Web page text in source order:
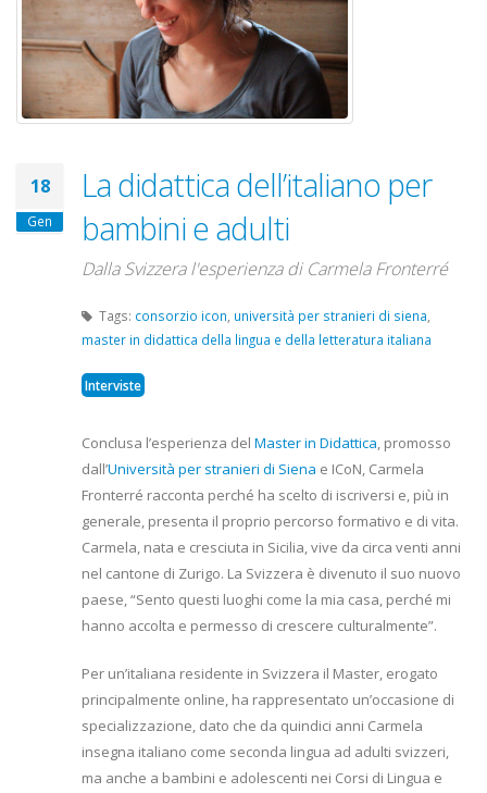
18
Gen
La didattica dell’italiano per
bambini e adulti
Dalla Svizzera l'esperienza di Carmela Fronterré
Tags: consorzio icon università per stranieri di siena
master in didattica della lingua e della letteratura italiana
Interviste
Conclusa l’esperienza del Master in Didattica, promosso
dall’Università per stranieri di Siena e ICoN, Carmela
Fronterré racconta perché ha scelto di iscriversi e, più in
generale, presenta il proprio percorso formativo e di vita.
Carmela, nata e cresciuta in Sicilia, vive da circa venti anni
nel cantone di Zurigo. La Svizzera è divenuto il suo nuovo
paese, “Sento questi luoghi come la mia casa, perché mi
hanno accolta e permesso di crescere culturalmente”.
Per un’italiana residente in Svizzera il Master, erogato
principalmente online, ha rappresentato un’occasione di
specializzazione, dato che da quindici anni Carmela
insegna italiano come seconda lingua ad adulti svizzeri,
ma anche a bambini e adolescenti nei Corsi di Lingua e